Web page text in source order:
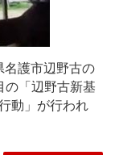
護市辺野古の
の「辺野古新基
動」が行われ